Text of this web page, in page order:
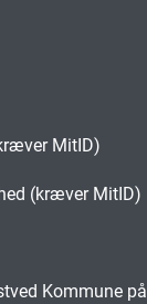
MitID)
(kræver MitID)
Kommune på